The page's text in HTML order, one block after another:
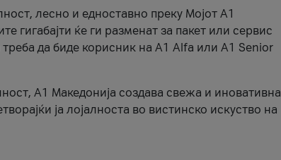
лесно и едноставно преку Мојот А1
гигабајти ќе ги разменат за пакет или сервис
треба да биде корисник на А1 Alfa или A1 Senior
А1 Македонија создава свежа и иновативна
ја лојалноста во вистинско искуство на